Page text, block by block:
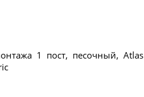
1 пост, песочный, Atlas